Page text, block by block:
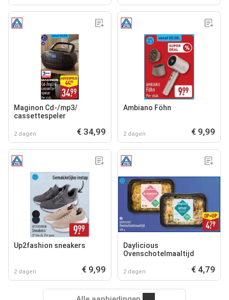
Maginon Cd-/mp3‍/
cassettespeler
2 dagen € 34,99
Ambiano Föhn
2 dagen € 9,99
Up2fashion sneakers
2 dagen € 9,99
Daylicious
Ovenschotelmaaltijd
2 dagen € 4,79